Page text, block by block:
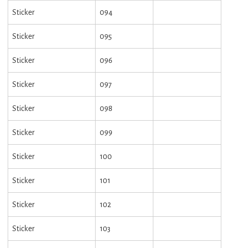
Sticker 094
Sticker 095
Sticker 096
Sticker 097
Sticker 098
Sticker 099
Sticker 100
Sticker 101
Sticker 102
Sticker 103